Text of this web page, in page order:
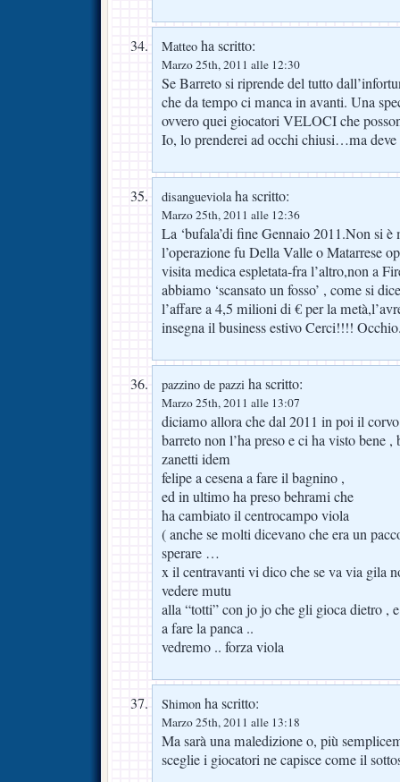
Matteo ha scritto:
Marzo 25th, 2011 alle 12:30
Se Barreto si riprende del tutto
che da tempo ci manca in avanti. Una
ovvero quei giocatori VELOCI che
Io, lo prenderei ad occhi chiusi…ma deve
disangueviolaha scritto:
Marzo 25th, 2011 alle 12:36
La ‘bufala’di fine Gennaio 2011.Non si è
l’operazione fu Della Valle o Matarrese
visita medica espletata-fra l’altro,non a
abbiamo ‘scansato un fosso’ , come si
l’affare a 4,5 milioni di € per la
insegna il business estivo Cerci!!!!
pazzino de pazzi ha scritto:
Marzo 25th, 2011 alle 13:07
diciamo allora che dal 2011 in poi il
barreto non l’ha preso e ci ha visto bene
zanetti idem
felipe a cesena a fare il bagnino ,
ed in ultimo ha preso behrami che
ha cambiato il centrocampo viola
( anche se molti dicevano che era un
sperare …
x il centravanti vi dico che se va via gila
vedere mutu
alla “totti” con jo jo che gli gioca dietro ,
a fare la panca ..
vedremo .. forza viola
Shimon ha scritto:
Marzo 25th, 2011 alle 13:18
Ma sarà una maledizione o, più
sceglie i giocatori ne capisce come il